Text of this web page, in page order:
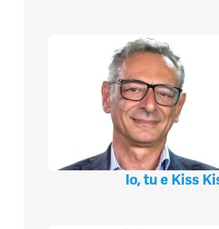
Io, tu e Kiss